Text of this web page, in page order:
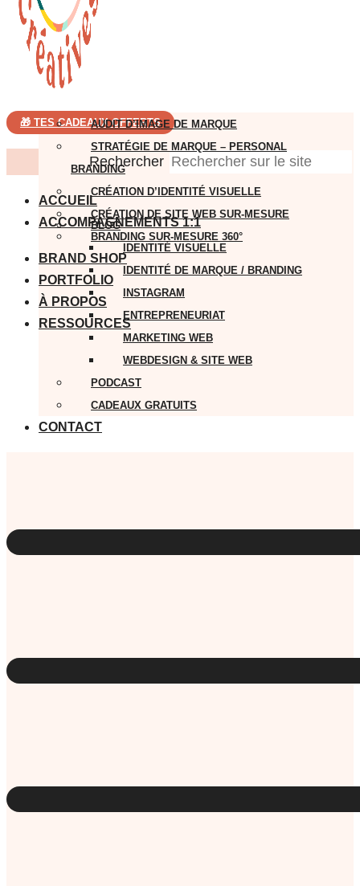
🎁 TES CADEAUX OFFERTS
Rechercher
ACCUEIL
ACCOMPAGNEMENTS 1:1
AUDIT D’IMAGE DE MARQUE
STRATÉGIE DE MARQUE – PERSONAL
BRANDING
CRÉATION D’IDENTITÉ VISUELLE
CRÉATION DE SITE WEB SUR-MESURE
BRANDING SUR-MESURE 360°
BRAND SHOP
PORTFOLIO
À PROPOS
RESSOURCES
BLOG
IDENTITÉ VISUELLE
IDENTITÉ DE MARQUE / BRANDING
INSTAGRAM
ENTREPRENEURIAT
MARKETING WEB
WEBDESIGN & SITE WEB
PODCAST
CADEAUX GRATUITS
CONTACT